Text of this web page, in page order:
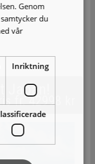
Japan!
fr. 42998 kr
Genom
du
vår
Inriktning